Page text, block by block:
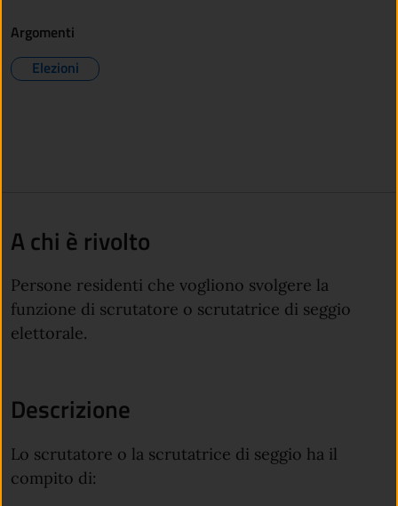
Argomenti
Elezioni
A chi è rivolto
Persone residenti che vogliono svolgere la
funzione di scrutatore o scrutatrice di seggio
elettorale.
Descrizione
Lo scrutatore o la scrutatrice di seggio ha il
compito di: